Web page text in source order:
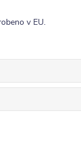
v EU.